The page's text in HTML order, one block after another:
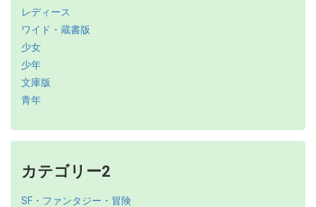
レディース
ワイド・蔵書版
少女
少年
文庫版
青年
カテゴリー2
SF・ファンタジー・冒険